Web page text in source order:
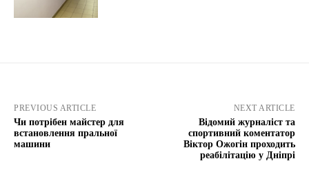
PREVIOUS ARTICLE
Чи потрібен майстер для
встановлення пральної
машини
NEXT ARTICLE
Відомий журналіст та
спортивний коментатор
Віктор Ожогін проходить
реабілітацію у Дніпрі